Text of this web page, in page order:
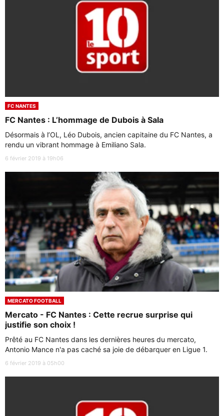
FC NANTES
FC Nantes : L’hommage de Dubois à Sala
Désormais à l’OL, Léo Dubois, ancien capitaine du FC Nantes, a
rendu un vibrant hommage à Emiliano Sala.
6 février 2019 à 19h06
MERCATO FOOTBALL
Mercato - FC Nantes : Cette recrue surprise qui
justifie son choix !
Prêté au FC Nantes dans les dernières heures du mercato,
Antonio Mance n'a pas caché sa joie de débarquer en Ligue 1.
6 février 2019 à 05h00